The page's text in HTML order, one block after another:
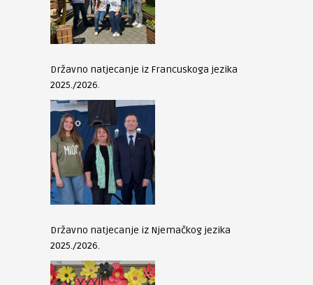
Državno natjecanje iz Francuskoga jezika
2025./2026.
Državno natjecanje iz Njemačkog jezika
2025./2026.